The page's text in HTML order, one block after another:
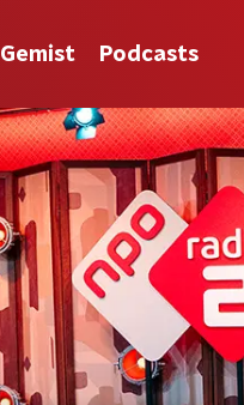
Gemist Podcasts